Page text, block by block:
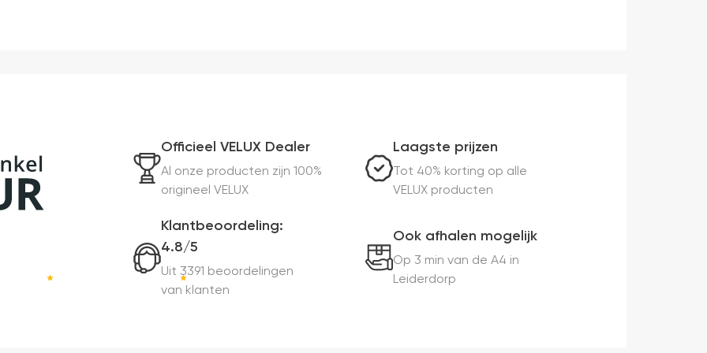
Officieel VELUX Dealer
Al onze producten zijn 100%
origineel VELUX
Laagste prijzen
Tot 40% korting op alle
VELUX producten
Klantbeoordeling:
4.8/5
Uit 3391 beoordelingen
van klanten
Ook afhalen mogelijk
Op 3 min van de A4 in
Leiderdorp